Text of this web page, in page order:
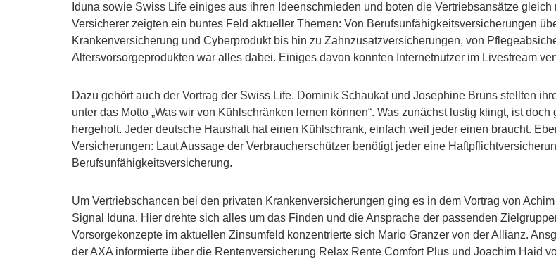
Iduna sowie Swiss Life einiges aus ihren Ideenschmieden und boten die Vertriebsansätze gleich
Versicherer zeigten ein buntes Feld aktueller Themen: Von Berufsunfähigkeitsversicherungen
Krankenversicherung und Cyberprodukt bis hin zu Zahnzusatzversicherungen, von
Altersvorsorgeprodukten war alles dabei. Einiges davon konnten Internetnutzer im Livestream
Dazu gehört auch der Vortrag der Swiss Life. Dominik Schaukat und Josephine Bruns stellten
unter das Motto „Was wir von Kühlschränken lernen können“. Was zunächst lustig klingt, ist doch
hergeholt. Jeder deutsche Haushalt hat einen Kühlschrank, einfach weil jeder einen braucht.
Versicherungen: Laut Aussage der Verbraucherschützer benötigt jeder eine
Berufsunfähigkeitsversicherung.
Um Vertriebschancen bei den privaten Krankenversicherungen ging es in dem Vortrag von
Signal Iduna. Hier drehte sich alles um das Finden und die Ansprache der passenden
Vorsorgekonzepte im aktuellen Zinsumfeld konzentrierte sich Mario Granzer von der Allianz.
der AXA informierte über die Rentenversicherung Relax Rente Comfort Plus und Joachim Haid